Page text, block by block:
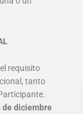
requisito
tanto
de diciembre